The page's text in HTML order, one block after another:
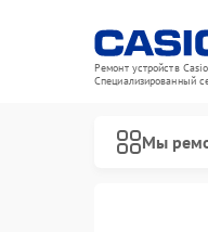
Ремонт устройств Casio
Специализированный
Мы